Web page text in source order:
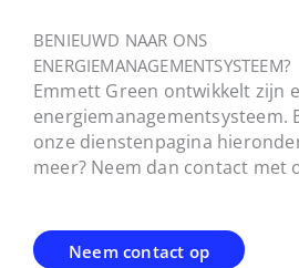
BENIEUWD NAAR ONS
ENERGIEMANAGEMENTSYSTEEM?
Emmett Green ontwikkelt zijn
energiemanagementsysteem.
onze dienstenpagina
meer? Neem dan contact met
Neem contact op